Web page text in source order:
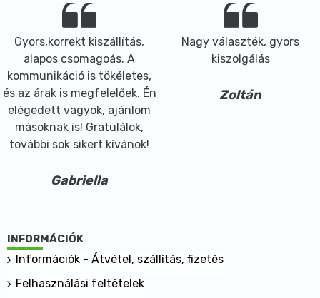
Gyors,korrekt kiszállítás,
alapos csomagoás. A
kommunikáció is tökéletes,
és az árak is megfelelőek. Én
elégedett vagyok, ajánlom
másoknak is! Gratulálok,
további sok sikert kívánok!
Gabriella
Nagy választék, gyors
kiszolgálás
Zoltán
INFORMÁCIÓK
Információk - Átvétel, szállítás, fizetés
Felhasználási feltételek